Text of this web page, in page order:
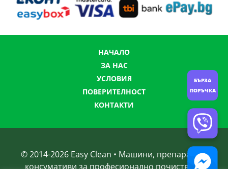
НАЧАЛО
ЗА НАС
УСЛОВИЯ
ПОВЕРИТЕЛНОСТ
КОНТАКТИ
© 2014-2026 Easy Clean • Машини, препарати и
консумативи за професионално почистване
БЪРЗА
ПОРЪЧКА